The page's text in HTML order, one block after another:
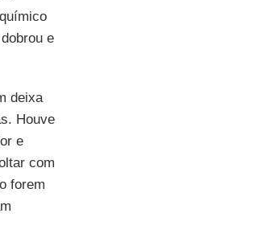
e
deixa
Houve
e
com
forem